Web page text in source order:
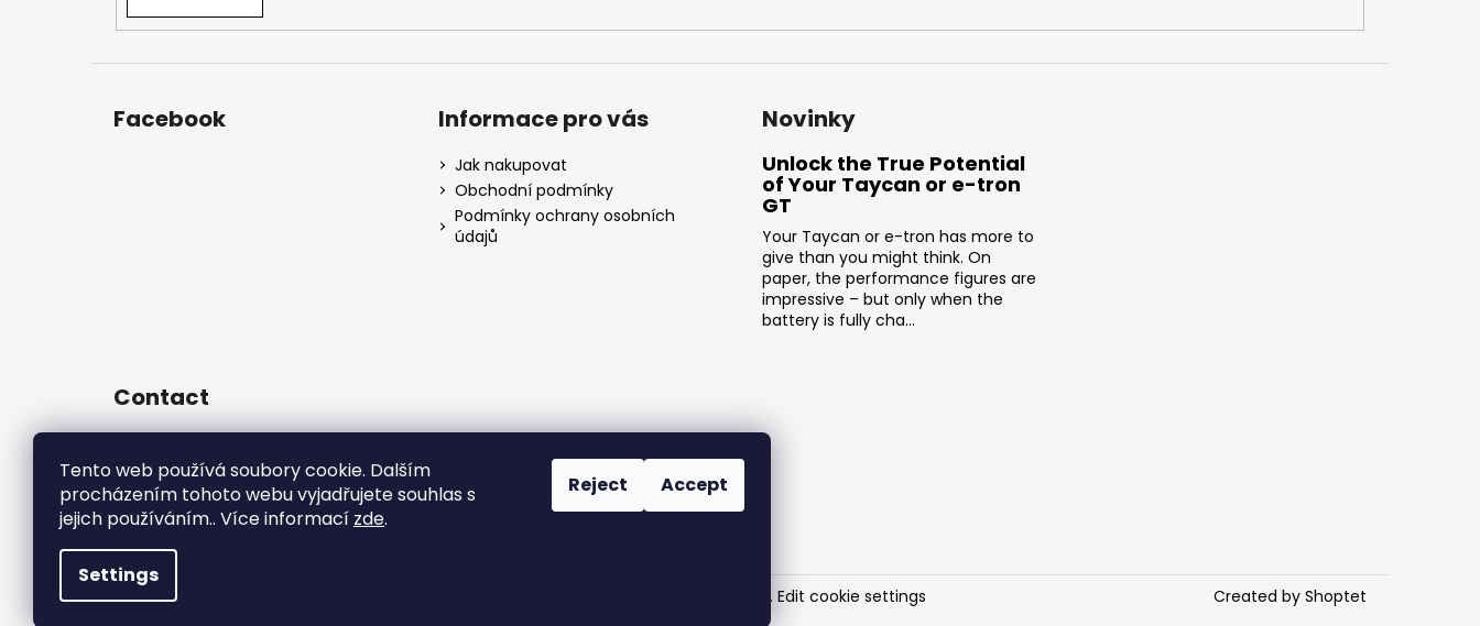
Tento web používá soubory cookie. Dalším
procházením tohoto webu vyjadřujete souhlas s
jejich používáním.. Více informací zde.
Settings
Reject Accept
Facebook Informace pro vás
Jak nakupovat
Obchodní podmínky
Podmínky ochrany osobních
údajů
Novinky
Unlock the True Potential
of Your Taycan or e-tron
GT
Your Taycan or e-tron has more to
give than you might think. On
paper, the performance figures are
impressive – but only when the
battery is fully cha...
Contact
728737662
https://www.facebook.com/RSR
Czech/
Created by Shoptet
. All rights reserved. Edit cookie settings